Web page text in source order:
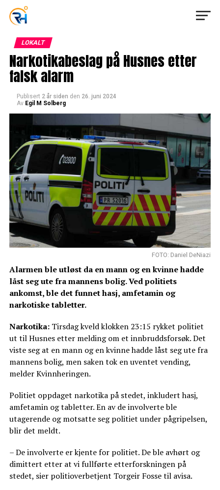
LOKALT
Narkotikabeslag på Husnes etter
falsk alarm
Publisert 2 år siden den 26. juni 2024
Av Egil M Solberg
FOTO: Daniel DeNiazi
Alarmen ble utløst da en mann og en kvinne hadde
låst seg ute fra mannens bolig. Ved politiets
ankomst, ble det funnet hasj, amfetamin og
narkotiske tabletter.
Narkotika:Tirsdag kveld klokken 23:15 rykket politiet
ut til Husnes etter melding om et innbruddsforsøk. Det
viste seg at en mann og en kvinne hadde låst seg ute fra
mannens bolig, men saken tok en uventet vending,
melder Kvinnheringen.
Politiet oppdaget narkotika på stedet, inkludert hasj,
amfetamin og tabletter. En av de involverte ble
utagerende og motsatte seg politiet under pågripelsen,
blir det meldt.
– De involverte er kjente for politiet. De ble avhørt og
dimittert etter at vi fullførte etterforskningen på
stedet, sier politioverbetjent Torgeir Fosse til avisa.